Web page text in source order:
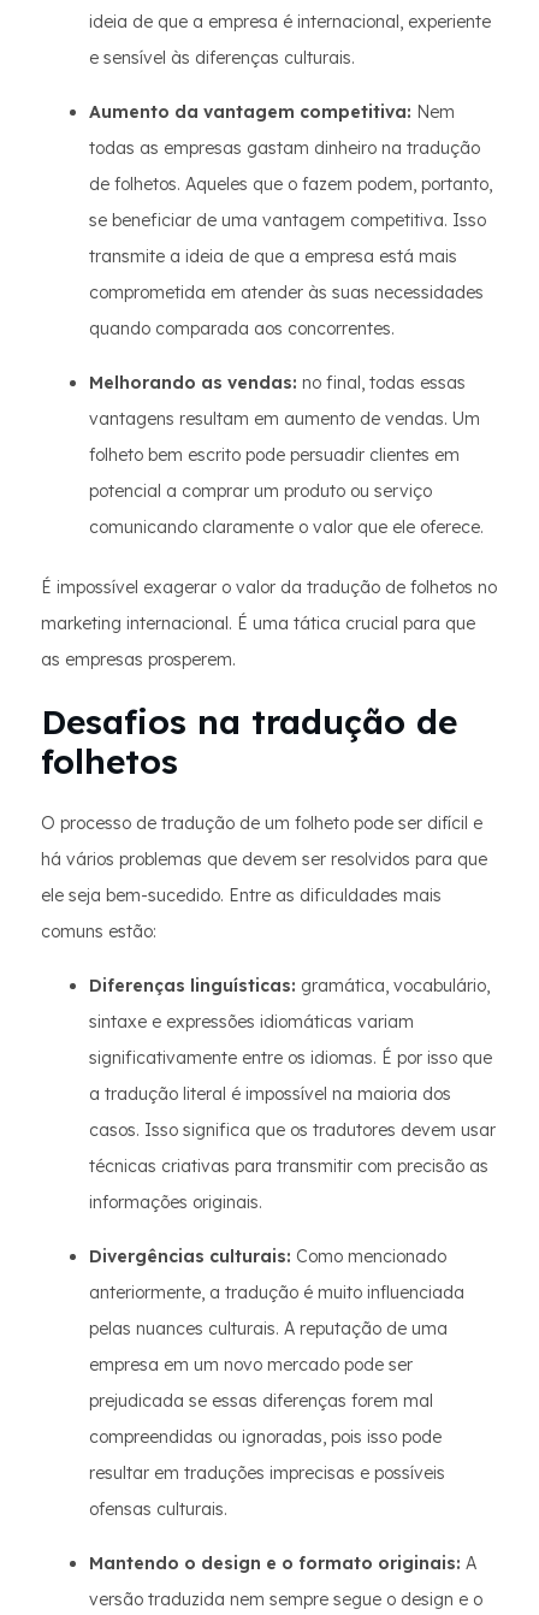
ideia de que a empresa é internacional, experiente
e sensível às diferenças culturais.
Aumento da vantagem competitiva: Nem
todas as empresas gastam dinheiro na tradução
de folhetos. Aqueles que o fazem podem, portanto,
se beneficiar de uma vantagem competitiva. Isso
transmite a ideia de que a empresa está mais
comprometida em atender às suas necessidades
quando comparada aos concorrentes.
Melhorando as vendas: no final, todas essas
vantagens resultam em aumento de vendas. Um
folheto bem escrito pode persuadir clientes em
potencial a comprar um produto ou serviço
comunicando claramente o valor que ele oferece.
É impossível exagerar o valor da tradução de folhetos no
marketing internacional. É uma tática crucial para que
as empresas prosperem.
Desafios na tradução de
folhetos
O processo de tradução de um folheto pode ser difícil e
há vários problemas que devem ser resolvidos para que
ele seja bem-sucedido. Entre as dificuldades mais
comuns estão:
Diferenças linguísticas: gramática, vocabulário,
sintaxe e expressões idiomáticas variam
significativamente entre os idiomas. É por isso que
a tradução literal é impossível na maioria dos
casos. Isso significa que os tradutores devem usar
técnicas criativas para transmitir com precisão as
informações originais.
Divergências culturais: Como mencionado
anteriormente, a tradução é muito influenciada
pelas nuances culturais. A reputação de uma
empresa em um novo mercado pode ser
prejudicada se essas diferenças forem mal
compreendidas ou ignoradas, pois isso pode
resultar em traduções imprecisas e possíveis
ofensas culturais.
Mantendo o design e o formato originais: A
versão traduzida nem sempre segue o design e o